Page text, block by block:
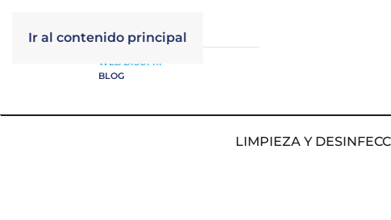
Ir al contenido principal
WEB DISUFRI
BLOG
LIMPIEZA Y